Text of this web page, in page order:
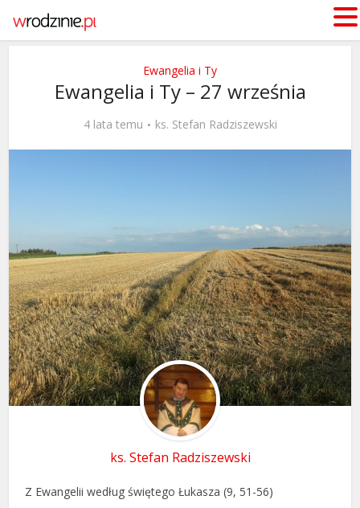
Ewangelia i Ty
Ewangelia i Ty – 27 września
4 lata temu ks. Stefan Radziszewski
ks. Stefan Radziszewski
Z Ewangelii według świętego Łukasza (9, 51-56)